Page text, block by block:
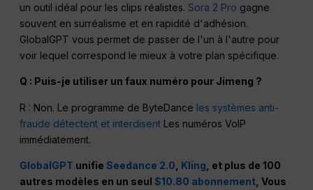
un outil idéal pour les clips réalistes.Sora 2 Pro gagne
souvent en surréalisme et en rapidité d'adhésion.
GlobalGPT vous permet de passer de l'un à l'autre pour
voir lequel correspond le mieux à votre plan spécifique.
Q : Puis-je utiliser un faux numéro pour Jimeng ?
R : Non. Le programme de ByteDance les systèmes anti-
fraude détectent et interdisent Les numéros VoIP
immédiatement.
GlobalGPT unifieSeedance 2.0 Kling , et plus de 100
autres modèles en un seul$10.80 abonnement , Vous